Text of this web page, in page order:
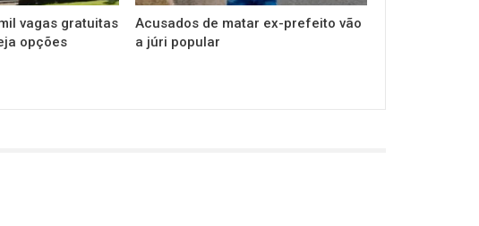
vagas gratuitas
opções
Acusados de matar ex-prefeito vão
a júri popular